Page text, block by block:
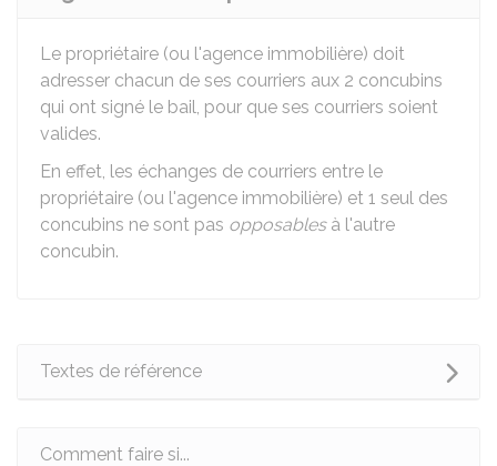
Le propriétaire (ou l'agence immobilière) doit
adresser chacun de ses courriers aux 2 concubins
qui ont signé le bail, pour que ses courriers soient
valides.
En effet, les échanges de courriers entre le
propriétaire (ou l'agence immobilière) et 1 seul des
concubins ne sont pas opposablesà l'autre
concubin.
Textes de référence
Comment faire si...